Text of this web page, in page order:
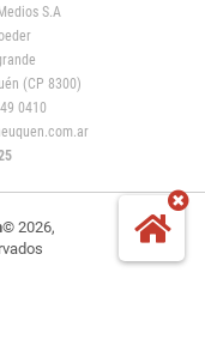
S.A
(CP 8300)
0410
© 2026,